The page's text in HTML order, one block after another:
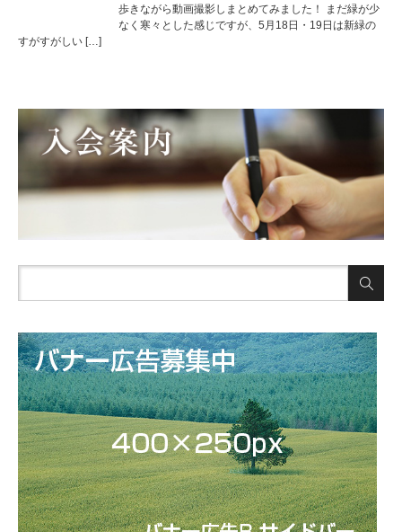
歩きながら動画撮影しまとめてみました！ まだ緑が少
なく寒々とした感じですが、5月18日・19日は新緑の
すがすがしい […]